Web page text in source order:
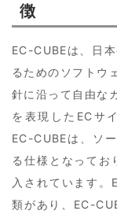
徴
EC-CUBEは、日
るためのソフトウ
針に沿って自由な
を表現したECサ
EC-CUBEは、ソ
る仕様となってお
入されています
類があり、EC-